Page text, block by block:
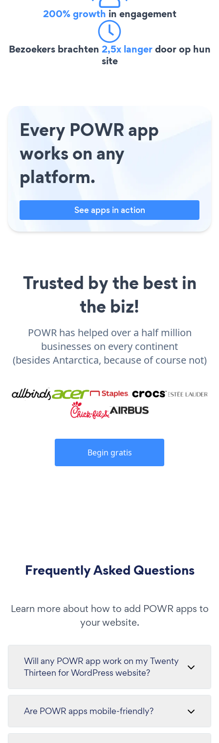
200% growth in engagement
Bezoekers brachten 2,5x langerdoor op hun
site
Every POWR app
works on any
platform.
See apps in action
Trusted by the best in
the biz!
POWR has helped over a half million
businesses on every continent
(besides Antarctica, because of course not)
Begin gratis
Frequently Asked Questions
Learn more about how to add POWR apps to
your website.
Will any POWR app work on my Twenty
Thirteen for WordPress website?
Are POWR apps mobile-friendly?